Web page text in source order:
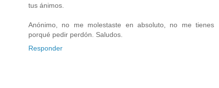
tus ánimos.
Anónimo, no me molestaste en absoluto, no me tienes
porqué pedir perdón. Saludos.
Responder